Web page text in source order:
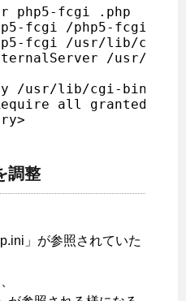
調整
」が参照されていた